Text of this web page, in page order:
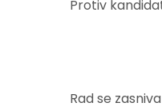
Protiv
Rad se